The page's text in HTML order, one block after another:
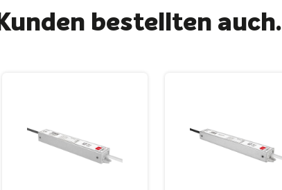
Kunden bestellten auch.